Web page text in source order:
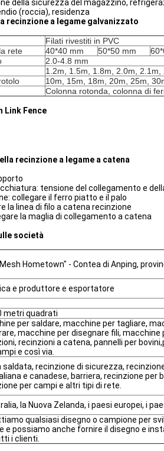
della sicurezza del magazzino,
(roccia), residenza
recinzione a legame galvanizzato
Filati rivestiti in PVC
rete
40*40 mm 50*50 mm
2.0-4.8 mm
1.2m, 1.5m, 1.8m, 2.0m,
10m, 15m, 18m, 20m, 25m,
Colonna rotonda, colonna di
Link Fence
recinzione a legame a catena
tensione del collegamento e
collegare il ferro piatto e il palo
la linea di filo a catena recinzione
la maglia di collegamento a catena
società
Hometown" - Contea di Anping,
e produttore e esportatore
metri quadrati
per saldare, macchine per tagliare,
macchine per disegnare fili, macchine
recinzioni a catena, pannelli per
e così via.
saldata, recinzione di sicurezza,
e canadese, barriera, recinzione per
per campi e altri tipi di rete.
la Nuova Zelanda, i paesi europei, i
qualsiasi disegno o campione per
e possiamo anche fornire il disegno e
i clienti.